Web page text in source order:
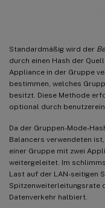
Standardmäßig wird der
durch einen Hash der
Appliance in der Gruppe
bestimmen, welches
besitzt. Diese Methode
optional durch
Da der Gruppen-Mode-
Balancers verwendeten
einer Gruppe mit zwei
weitergeleitet. Im
Last auf der LAN-seitigen
Spitzenweiterleitungsrate
Datenverkehr halbiert.